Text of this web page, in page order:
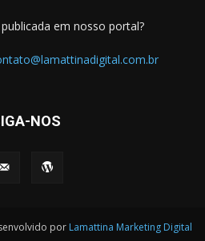
em nosso portal?
NOS
por Lamattina Marketing Digital